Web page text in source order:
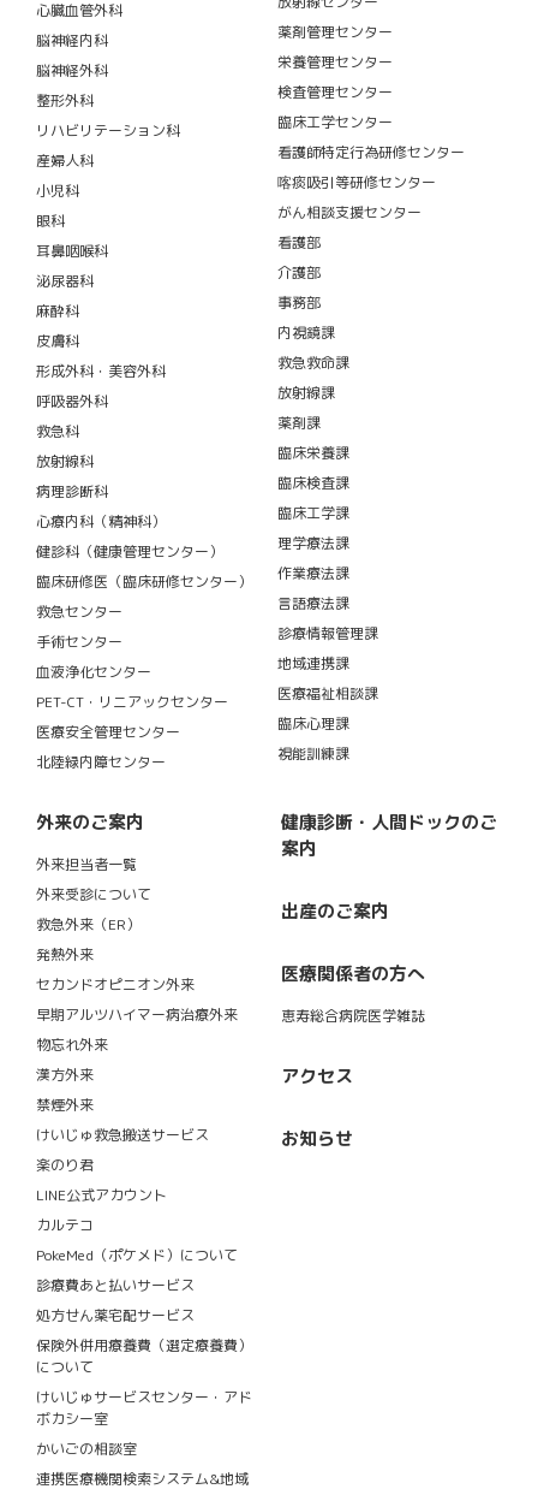
心臓血管外科
脳神経内科
脳神経外科
整形外科
リハビリテーション科
産婦人科
小児科
眼科
耳鼻咽喉科
泌尿器科
麻酔科
皮膚科
形成外科・美容外科
呼吸器外科
救急科
放射線科
病理診断科
心療内科（精神科）
健診科（健康管理センター）
臨床研修医（臨床研修センター）
救急センター
手術センター
血液浄化センター
PET-CT・リニアックセンター
医療安全管理センター
北陸緑内障センター
薬剤管理センター
栄養管理センター
検査管理センター
臨床工学センター
看護師特定行為研修センター
喀痰吸引等研修センター
がん相談支援センター
看護部
介護部
事務部
内視鏡課
救急救命課
放射線課
薬剤課
臨床栄養課
臨床検査課
臨床工学課
理学療法課
作業療法課
言語療法課
診療情報管理課
地域連携課
医療福祉相談課
臨床心理課
視能訓練課
外来のご案内
外来担当者一覧
外来受診について
救急外来（ER）
発熱外来
セカンドオピニオン外来
早期アルツハイマー病治療外来
物忘れ外来
漢方外来
禁煙外来
けいじゅ救急搬送サービス
楽のり君
LINE公式アカウント
カルテコ
PokeMed（ポケメド）について
診療費あと払いサービス
処方せん薬宅配サービス
保険外併用療養費（選定療養費）
について
けいじゅサービスセンター・アド
ボカシー室
かいごの相談室
連携医療機関検索システム&地域
健康診断・人間ドックのご
案内
出産のご案内
医療関係者の方へ
恵寿総合病院医学雑誌
アクセス
お知らせ